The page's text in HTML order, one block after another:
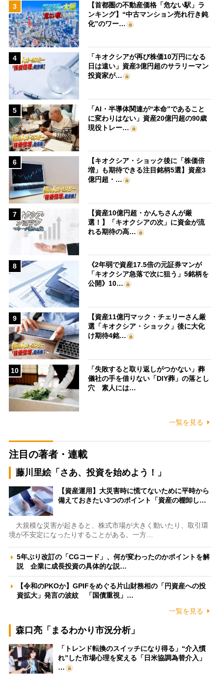
3
【首都圏の不動産価格「危ない駅」ラ
ンキング】“中古マンション売れ行き鈍
化”のワー…
4
「キオクシアが再び株価10万円になる
日は遠い」資産3億円超のサラリーマン
投資家が…
5
「AI・半導体関連が“本命”であること
に変わりはない」資産20億円超の90歳
現役トレー…
6
【キオクシア・ショック後に「株価倍
増」も期待できる注目銘柄5選】資産3
億円超・…
7
【資産10億円超・かんちさんが厳
選！】「キオクシアの次」に資金が流
れる期待の高…
8
《2年弱で資産17.5倍の元証券マンが
「キオクシア急落で次に狙う」5銘柄を
公開》10…
9
【資産11億円マック・チェリーさん厳
選「キオクシア・ショック」後に大化
け期待4銘…
10
「失敗すると取り返しがつかない」葬
儀社の手を借りない「DIY葬」の落とし
穴 素人には…
一覧を見る
注目の著者・連載
藤川里絵「さあ、投資を始めよう！」
【資産運用】大災害時に慌てないために平時から
備えておきたい3つのポイント「資産の棚卸し…
大規模な災害が起きると、株式市場が大きく動いたり、取引環
境が不安定になったりすることがある。一方…
5年ぶり改訂の「CGコード」、何が変わったのかポイントを解
説 企業に成長投資の具体的な説…
【令和のPKOか】GPIFをめぐる片山財務相の「円資産への投
資拡大」発言の波紋 「国債重視」…
一覧を見る
森口亮「まるわかり市況分析」
「トレンド転換のスイッチになり得る」“介入慣
れ”した市場心理を変える「日米協調為替介入」
…